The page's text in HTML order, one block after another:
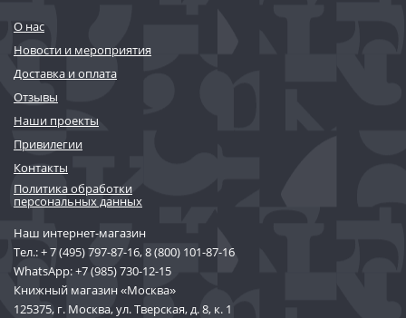
О нас
Новости и мероприятия
Доставка и оплата
Отзывы
Наши проекты
Привилегии
Контакты
Политика обработки
персональных данных
Наш интернет-магазин
Тел.:+ 7 (495) 797-87-16,8 (800) 101-87-16
WhatsApp:+7 (985) 730-12-15
Книжный магазин «Москва»
125375, г. Москва, ул. Тверская, д. 8, к. 1